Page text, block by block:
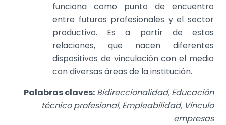
funciona como punto de encuentro
entre futuros profesionales y el sector
productivo. Es a partir de estas
relaciones, que nacen diferentes
dispositivos de vinculación con el medio
con diversas áreas de la institución.
Palabras claves: Bidireccionalidad, Educación
técnico profesional, Empleabilidad, Vínculo
empresas